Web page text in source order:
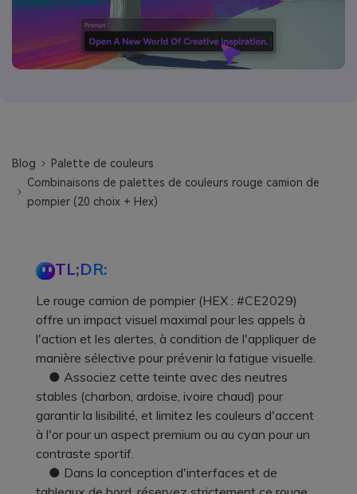
Blog
Palette de couleurs
Combinaisons de palettes de couleurs rouge camion de
pompier (20 choix + Hex)
TL;DR:
Le rouge camion de pompier (HEX : #CE2029)
offre un impact visuel maximal pour les appels à
l'action et les alertes, à condition de l'appliquer de
manière sélective pour prévenir la fatigue visuelle.
● Associez cette teinte avec des neutres
stables (charbon, ardoise, ivoire chaud) pour
garantir la lisibilité, et limitez les couleurs d'accent
à l'or pour un aspect premium ou au cyan pour un
contraste sportif.
● Dans la conception d'interfaces et de